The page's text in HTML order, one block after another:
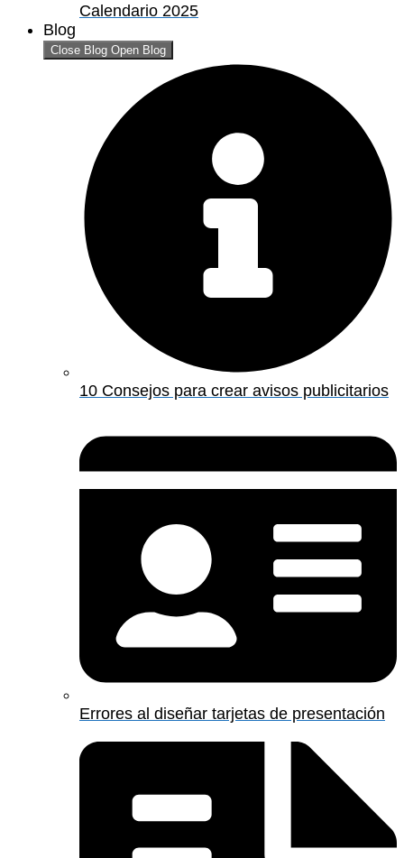
Calendario 2025
Blog
Close Blog Open Blog
10 Consejos para crear avisos publicitarios
Errores al diseñar tarjetas de presentación